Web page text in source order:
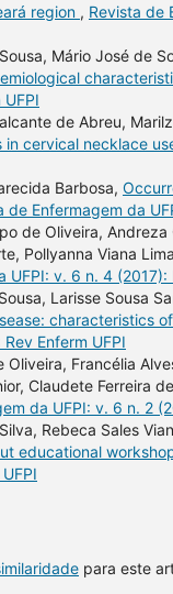
region , Revista de
Mário José de
de Abreu,
cervical necklace
Barbosa,
de Enfermagem da
de Oliveira,
Pollyanna Viana
UFPI: v. 6 n. 4 (2017):
Larisse Sousa
characteristics
Enferm UFPI
Francélia
Claudete Ferreira
da UFPI: v. 6 n. 2
Rebeca Sales
educational
para este